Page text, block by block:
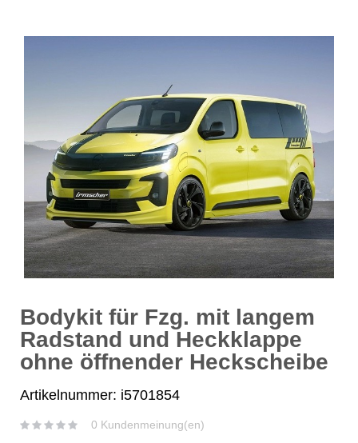
Bodykit für Fzg. mit langem
Radstand und Heckklappe
ohne öffnender Heckscheibe
Artikelnummer: i5701854
0 Kundenmeinung(en)